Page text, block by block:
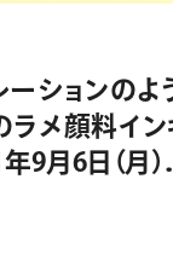
ションのよ
ラメ顔料イン
9月6日（月）